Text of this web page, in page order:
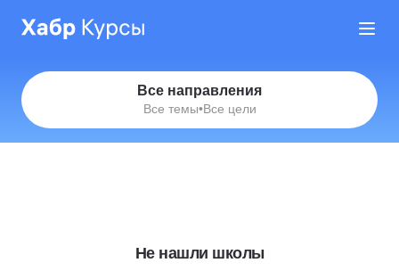
Все направления
Все темы•Все цели
Не нашли школы